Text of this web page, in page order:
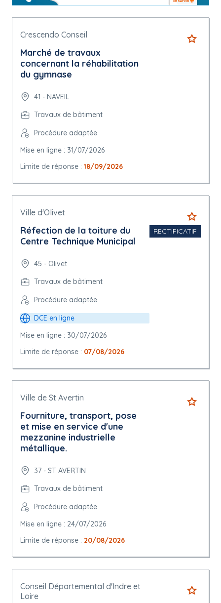
Crescendo Conseil
Marché de travaux
concernant la réhabilitation
du gymnase
41 - NAVEIL
Travaux de bâtiment
Procédure adaptée
Mise en ligne : 31/07/2026
Limite de réponse : 18/09/2026
Ville d'Olivet
Réfection de la toiture du
Centre Technique Municipal
45 - Olivet
Travaux de bâtiment
Procédure adaptée
DCE en ligne
Mise en ligne : 30/07/2026
Limite de réponse : 07/08/2026
RECTIFICATIF
Ville de St Avertin
Fourniture, transport, pose
et mise en service d'une
mezzanine industrielle
métallique.
37 - ST AVERTIN
Travaux de bâtiment
Procédure adaptée
Mise en ligne : 24/07/2026
Limite de réponse : 20/08/2026
Conseil Départemental d'Indre et
Loire